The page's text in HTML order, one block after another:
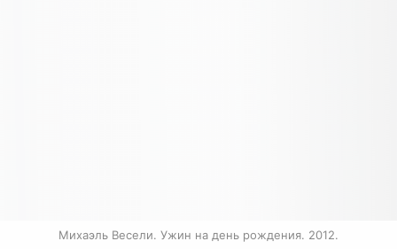
Михаэль Весели. Ужин на день рождения. 2012.